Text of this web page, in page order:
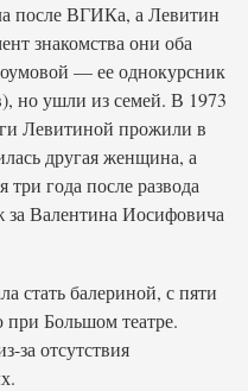
после ВГИКа, а Левитин
знакомства они оба
— ее однокурсник
но ушли из семей. В 1973
Левитиной прожили в
другая женщина, а
года после развода
Валентина Иосифовича
стать балериной, с пяти
при Большом театре.
за отсутствия